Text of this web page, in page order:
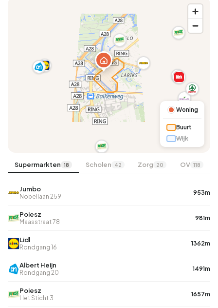
A
Woning
Buurt
Wijk
Supermarkten 18 Scholen 42 Zorg 20 OV 118
Jumbo
Nobellaan 259
953m
Poiesz
Maasstraat 78
981m
Lidl
Rondgang 16
1362m
Albert Heijn
Rondgang 20
1491m
Poiesz
Het Sticht 3
1657m